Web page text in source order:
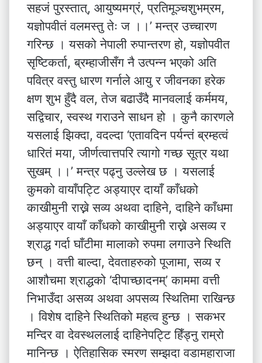
सहजं पुरस्तात्, आयुष्यमग्रं, प्रतिमूञ्चशुभम्रम,
यज्ञोपवीतं वलमस्तु तेः ज ।।’ मन्त्र उच्चारण
गरिन्छ । यसको नेपाली रुपान्तरण हो, यज्ञोपवीत
सृष्टिकर्ता, ब्रम्हाजीसँग नै उत्पन्न भएको अति
पवित्र वस्तु धारण गर्नाले आयु र जीवनका हरेक
क्षण शुभ हुँदै वल, तेज बढाउँदै मानवलाई कर्ममय,
सद्विचार, स्वस्थ गराउने साधन हो । कुनै कारणले
यसलाई झिक्दा, वदल्दा ‘एतावदिन पर्यन्तं ब्रम्हत्वं
धारितं मया, जीर्णत्वात्तपरि त्यागो गच्छ सूत्र यथा
सुखम् ।।’ मन्त्र पढ्नु उल्लेख छ । यसलाई
कुमको वायाँपट्टि अड्याएर दायाँ काँधको
काखीमुनी राख्ने सव्य अथवा दाहिने, दाहिने काँधमा
अड्याएर वायाँ काँधको काखीमुनी राख्ने असव्य र
श्राद्ध गर्दा घाँटीमा मालाको रुपमा लगाउने स्थिति
छन् । वत्ती बाल्दा, देवताहरुको पूजामा, सव्य र
आशौचमा श्राद्धको ‘दीपाच्छादनम्’ काममा वत्ती
निभाउँदा असव्य अथवा अपसव्य स्थितिमा राखिन्छ
। विशेष दाहिने स्थितिको महत्व हुन्छ । सकभर
मन्दिर वा देवस्थललाई दाहिनेपट्टि हिँड्नु राम्रो
मानिन्छ । ऐतिहासिक स्मरण सम्झदा वडामहाराजा